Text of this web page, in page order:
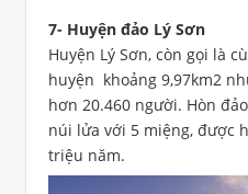
7- Huyện đảo Lý Sơn
Huyện Lý Sơn, còn gọi là
huyện khoảng 9,97km2
hơn 20.460 người. Hòn
núi lửa với 5 miệng, được
triệu năm.